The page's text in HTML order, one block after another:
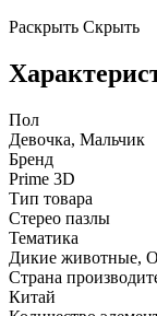
Раскрыть Скрыть
Пол
Девочка, Мальчик
Бренд
Prime 3D
Тип товара
Стерео пазлы
Тематика
Дикие животные,
Страна
Китай